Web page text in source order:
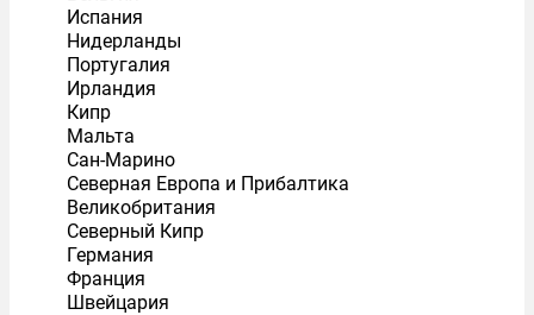
Испания
Нидерланды
Португалия
Ирландия
Кипр
Мальта
Сан-Марино
Северная Европа и Прибалтика
Великобритания
Северный Кипр
Германия
Франция
Швейцария